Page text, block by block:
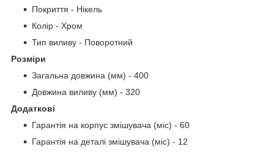
Покриття - Нікель
Колір - Хром
Тип виливу - Поворотний
Розміри
Загальна довжина (мм) - 400
Довжина виливу (мм) - 320
Додаткові
Гарантія на корпус змішувача (міс) - 60
Гарантія на деталі змішувача (міс) - 12